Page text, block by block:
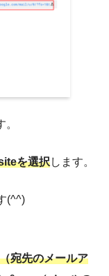
を選択します。
(^^)
宛先のメールア